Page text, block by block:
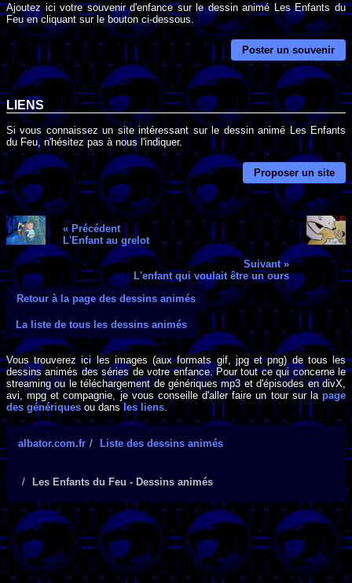
Ajoutez ici votre souvenir d'enfance sur le dessin animé Les Enfants du
Feu en cliquant sur le bouton ci-dessous.
Poster un souvenir
LIENS
Si vous connaissez un site intéressant sur le dessin animé Les Enfants
du Feu, n'hésitez pas à nous l'indiquer.
Proposer un site
« Précédent
L'Enfant au grelot
Suivant »
L'enfant qui voulait être un ours
Retour à la page des dessins animés
La liste de tous les dessins animés
Vous trouverez ici les images (aux formats gif, jpg et png) de tous les
dessins animés des séries de votre enfance. Pour tout ce qui concerne le
streaming ou le téléchargement de génériques mp3 et d'épisodes en divX,
avi, mpg et compagnie, je vous conseille d'aller faire un tour sur lapage
des génériques ou dans les liens.
albator.com.fr Liste des dessins animés
Les Enfants du Feu - Dessins animés